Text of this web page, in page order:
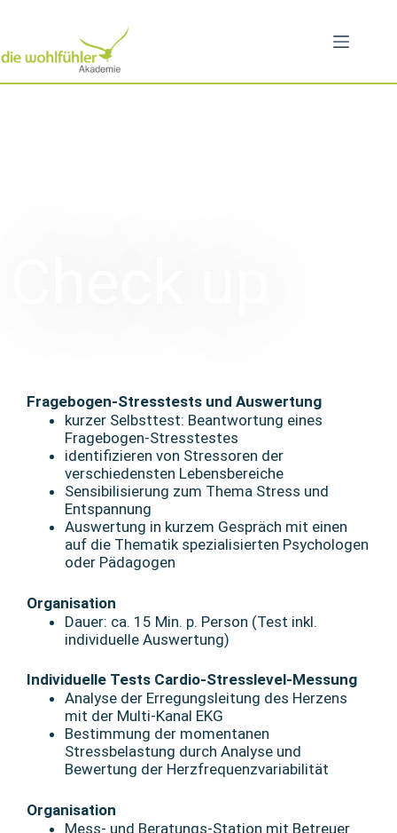
Fragebogen-Stresstests und Auswertung
kurzer Selbsttest: Beantwortung eines
Fragebogen-Stresstestes
identifizieren von Stressoren der
verschiedensten Lebensbereiche
Sensibilisierung zum Thema Stress und
Entspannung
Auswertung in kurzem Gespräch mit einen
auf die Thematik spezialisierten Psychologen
oder Pädagogen
Organisation
Dauer: ca. 15 Min. p. Person (Test inkl.
individuelle Auswertung)
Individuelle Tests Cardio-Stresslevel-Messung
Analyse der Erregungsleitung des Herzens
mit der Multi-Kanal EKG
Bestimmung der momentanen
Stressbelastung durch Analyse und
Bewertung der Herzfrequenzvariabilität
Organisation
Mess- und Beratungs-Station mit Betreuer